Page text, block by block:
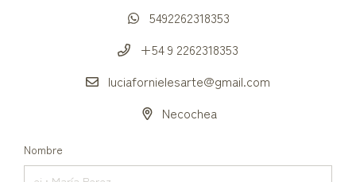
5492262318353
+54 9 2262318353
luciafornielesarte@gmail.com
Necochea
Nombre